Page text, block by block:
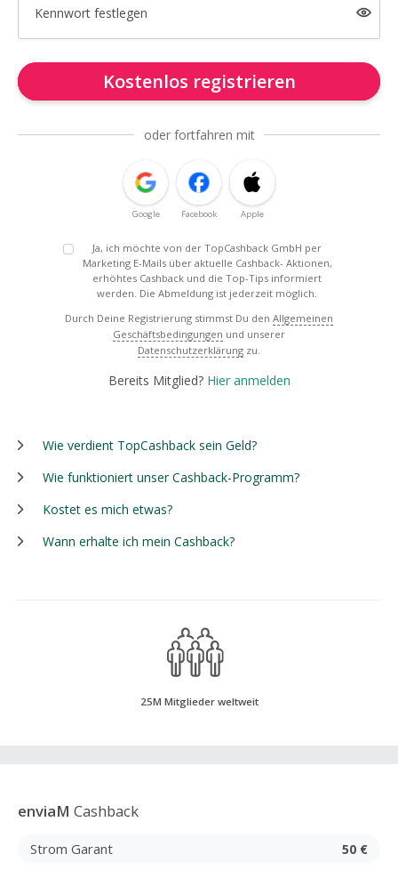
Kennwort festlegen
Kostenlos registrieren
oder fortfahren mit
Google Facebook Apple
Ja, ich möchte von der TopCashback GmbH per
Marketing E-Mails über aktuelle Cashback- Aktionen,
erhöhtes Cashback und die Top-Tips informiert
werden. Die Abmeldung ist jederzeit möglich.
Durch Deine Registrierung stimmst Du den Allgemeinen
Geschäftsbedingungen und unserer
Datenschutzerklärung zu.
Bereits Mitglied? Hier anmelden
Wie verdient TopCashback sein Geld?
Wie funktioniert unser Cashback-Programm?
Kostet es mich etwas?
Wann erhalte ich mein Cashback?
25M Mitglieder weltweit
enviaM Cashback
Strom Garant 50 €